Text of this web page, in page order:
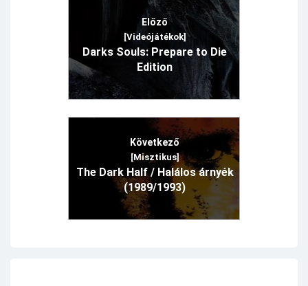
Előző
[Videójátékok]
Darks Souls: Prepare to Die
Edition
Következő
[Misztikus]
The Dark Half / Halálos árnyék
(1989/1993)